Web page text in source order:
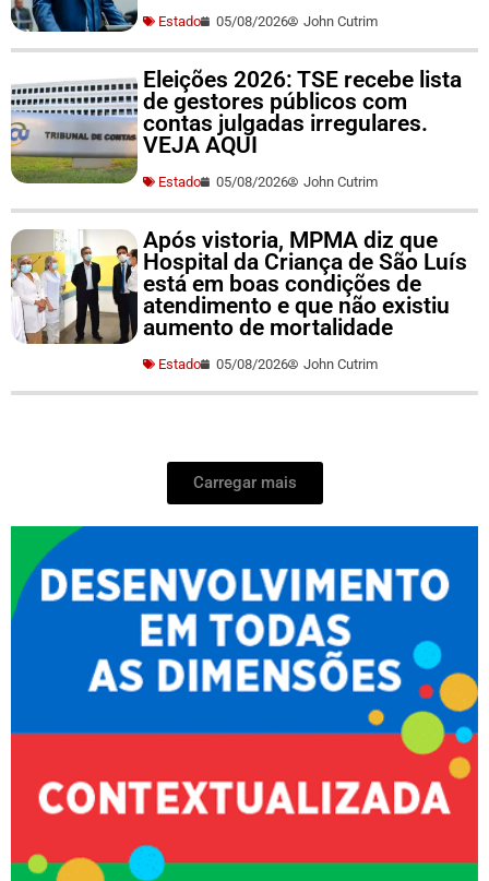
Estado 05/08/2026 John Cutrim
Eleições 2026: TSE recebe lista
de gestores públicos com
contas julgadas irregulares.
VEJA AQUI
Estado 05/08/2026 John Cutrim
Após vistoria, MPMA diz que
Hospital da Criança de São Luís
está em boas condições de
atendimento e que não existiu
aumento de mortalidade
Estado 05/08/2026 John Cutrim
Carregar mais